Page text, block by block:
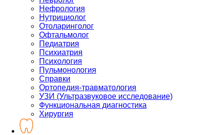
Нефрология
Нутрициолог
Отоларинголог
Офтальмолог
Педиатрия
Психиатрия
Психология
Пульмонология
Справки
Ортопедия-травматология
УЗИ (Ультразвуковое исследование)
Функциональная диагностика
Хирургия